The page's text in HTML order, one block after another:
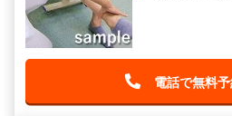
電話で無料